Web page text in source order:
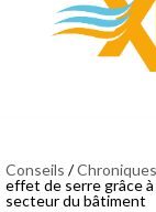
Conseils /
effet de serre grâce
secteur du bâtiment